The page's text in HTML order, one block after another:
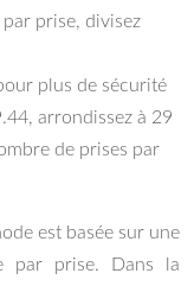
prise, divisez
plus de sécurité
arrondissez à 29
de prises par
est basée sur une
par prise. Dans la